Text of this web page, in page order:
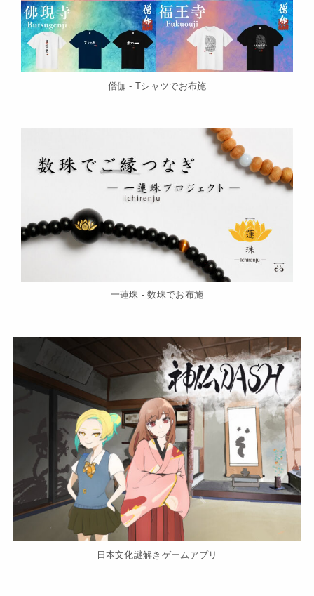
僧伽 - Tシャツでお布施
一蓮珠 - 数珠でお布施
日本文化謎解きゲームアプリ